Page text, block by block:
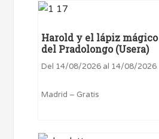
Harold y el lápiz
del Pradolongo (Usera)
Del 14/08/2026 al 14/08/2026
Madrid – Gratis